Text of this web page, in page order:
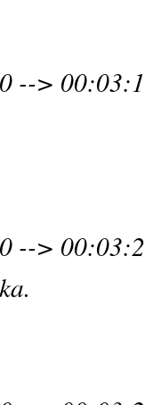
-->
-->